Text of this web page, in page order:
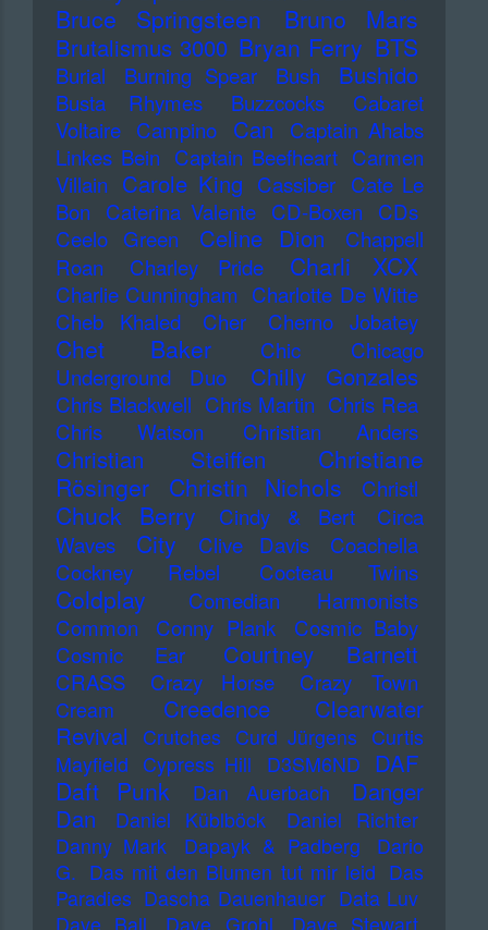
Bruce Springsteen Bruno Mars
Brutalismus 3000 Bryan Ferry BTS
Burial Burning Spear Bush Bushido
Busta Rhymes Buzzcocks
Cabaret
Voltaire Campino Can
Captain Ahabs
Linkes Bein Captain Beefheart Carmen
Villain Carole King Cassiber Cate Le
Bon
Caterina Valente CD-Boxen
CDs
Ceelo Green
Celine Dion
Chappell
Roan
Charley Pride Charli XCX
Charlie Cunningham Charlotte De Witte
Cheb Khaled
Cher Cherno Jobatey
Chet Baker Chic
Chicago
Underground Duo
Chilly Gonzales
Chris Blackwell Chris Martin Chris Rea
Chris Watson
Christian Anders
Christian Steiffen
Christiane
Rösinger
Christin Nichols Christl
Chuck Berry Cindy & Bert
Circa
Waves
City Clive Davis
Coachella
Cockney Rebel
Cocteau Twins
Coldplay
Comedian Harmonists
Common
Conny Plank
Cosmic Baby
Cosmic Ear
Courtney Barnett
CRASS Crazy Horse Crazy Town
Cream
Creedence Clearwater
Revival
Crutches Curd Jürgens Curtis
Mayfield Cypress Hill D3SM6ND DAF
Daft Punk Dan Auerbach
Danger
Dan
Daniel Küblböck
Daniel Richter
Danny Mark
Dapayk & Padberg
Dario
G. Das mit den Blumen tut mir leid Das
Paradies Dascha Dauenhauer Data Luv
Dave Ball
Dave Grohl Dave Stewart